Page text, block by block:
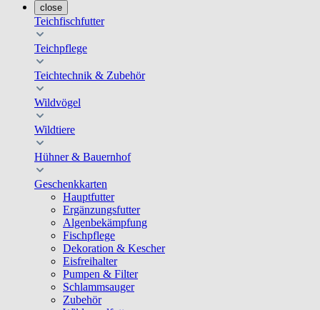
close
Teichfischfutter
Teichpflege
Teichtechnik & Zubehör
Wildvögel
Wildtiere
Hühner & Bauernhof
Geschenkkarten
Hauptfutter
Ergänzungsfutter
Algenbekämpfung
Fischpflege
Dekoration & Kescher
Eisfreihalter
Pumpen & Filter
Schlammsauger
Zubehör